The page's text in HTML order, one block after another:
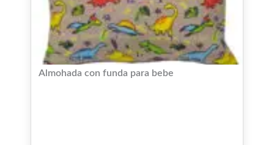
Almohada con funda para bebe